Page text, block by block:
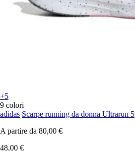
+5
9 colori
adidas Scarpe running da donna Ultrarun 5
A partire da 80,00 €
48,00 €